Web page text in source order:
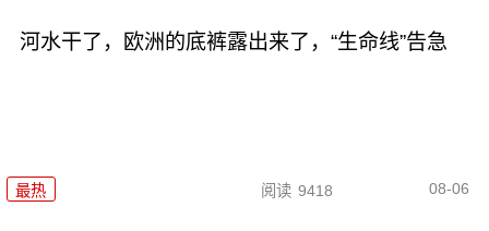
河水干了，欧洲的底裤露出来了，“生命线”告急
最热 阅读 9418 08-06